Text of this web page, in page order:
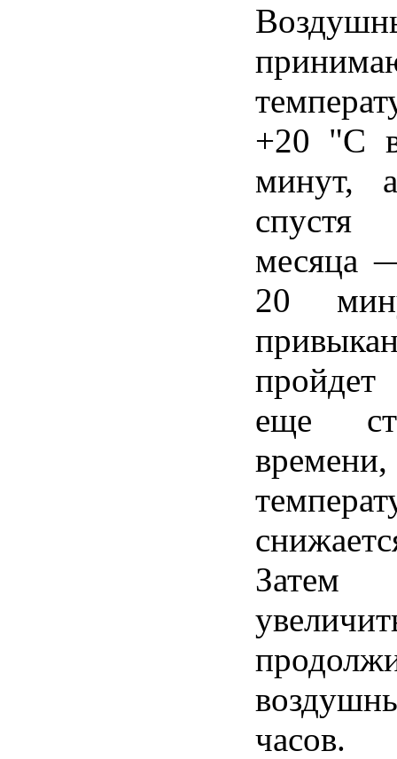
+20 "С
минут,
месяца
20
еще
времени,
часов.